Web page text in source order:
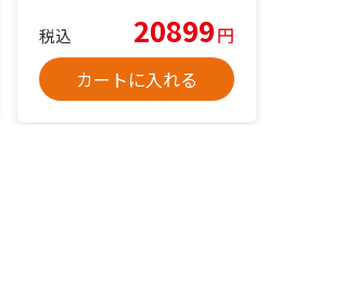
税込 20899円
カートに入れる